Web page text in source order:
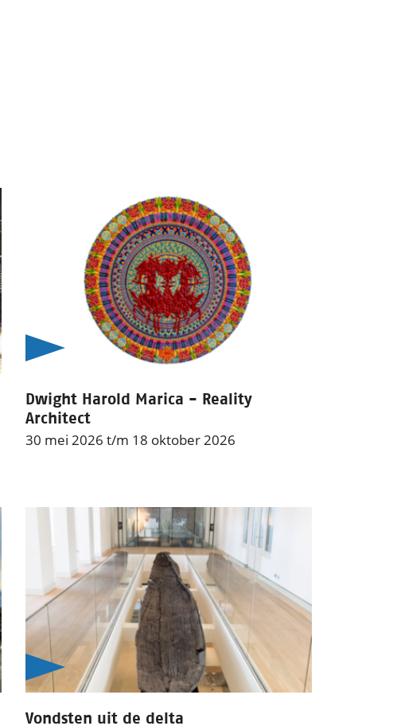
Dwight Harold Marica - Reality
Architect
30 mei 2026 t/m 18 oktober 2026
Vondsten uit de delta